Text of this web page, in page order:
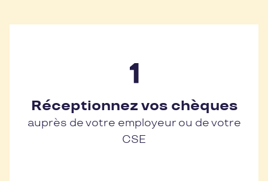
Réceptionnez vos chèques
auprès de votre employeur ou de votre
CSE